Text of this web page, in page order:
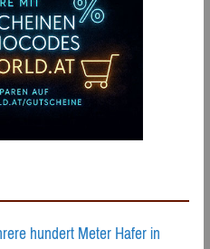
hundert Meter Hafer in